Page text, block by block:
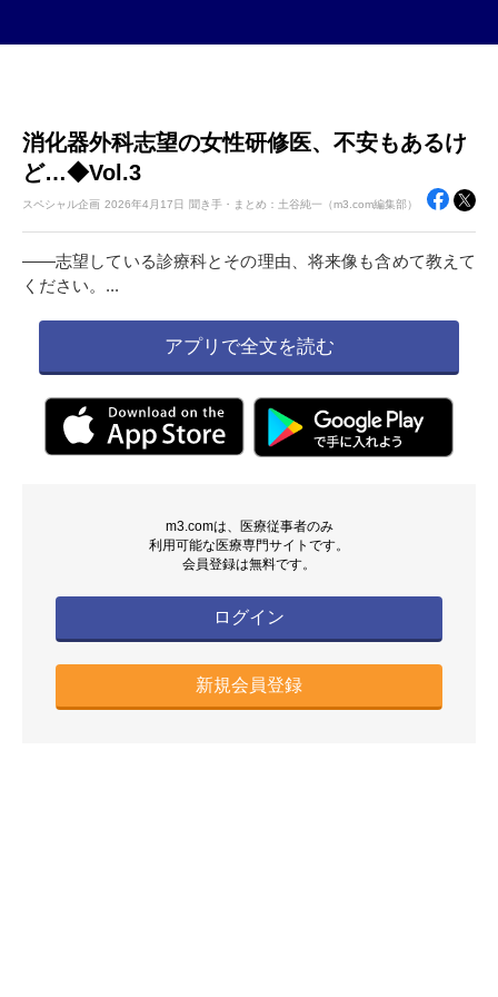
消化器外科志望の女性研修医、不安もあるけ
ど…◆Vol.3
スペシャル企画 2026年4月17日 聞き手・まとめ：土谷純一（m3.com編集部）
――志望している診療科とその理由、将来像も含めて教えて
ください。...
アプリで全文を読む
m3.comは、医療従事者のみ
利用可能な医療専門サイトです。
会員登録は無料です。
ログイン
新規会員登録